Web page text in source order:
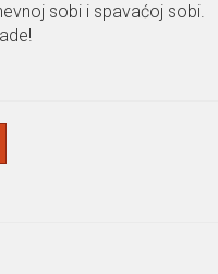
sobi i spavaćoj sobi.